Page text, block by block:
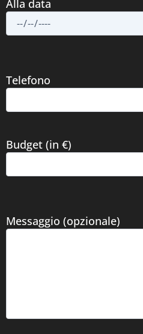
Alla data
Telefono
Budget (in €)
Messaggio (opzionale)